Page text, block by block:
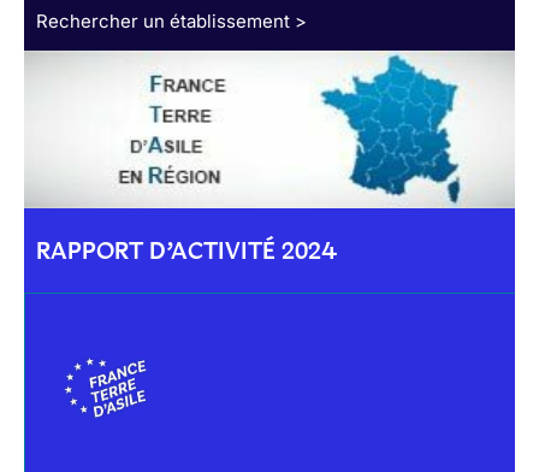
Rechercher un établissement >
RAPPORT D’ACTIVITÉ 2024